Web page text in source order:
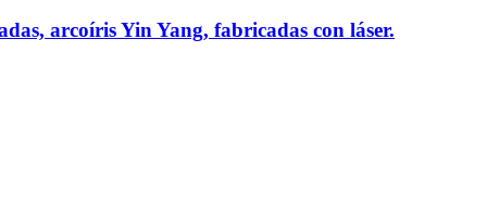
arcoíris Yin Yang, fabricadas con láser.